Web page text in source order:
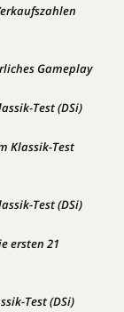
Gameplay
Test (DSi)
Klassik-Test
Test (DSi)
ersten 21
Test (DSi)